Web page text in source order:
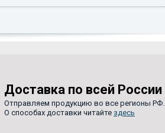
Доставка по всей России
Отправляем продукцию во все регионы РФ.
О способах доставки читайте здесь